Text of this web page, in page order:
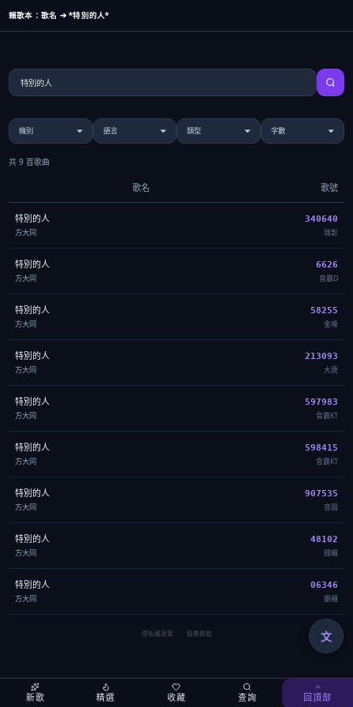
賴歌本：歌名 ➔ *特別的人*
共 9 首歌曲
歌名 歌號
特別的人
方大同
340640
瑞影
特別的人
方大同
6626
音霸D
特別的人
方大同
58255
金嗓
特別的人
方大同
213093
大唐
特別的人
方大同
597983
音霸KT
特別的人
方大同
598415
音霸KT
特別的人
方大同
907535
音圓
特別的人
方大同
48102
錢櫃
特別的人
方大同
06346
銀櫃
新歌 精選 收藏 查詢 回頂部
隱私權政策 · 服務條款 文